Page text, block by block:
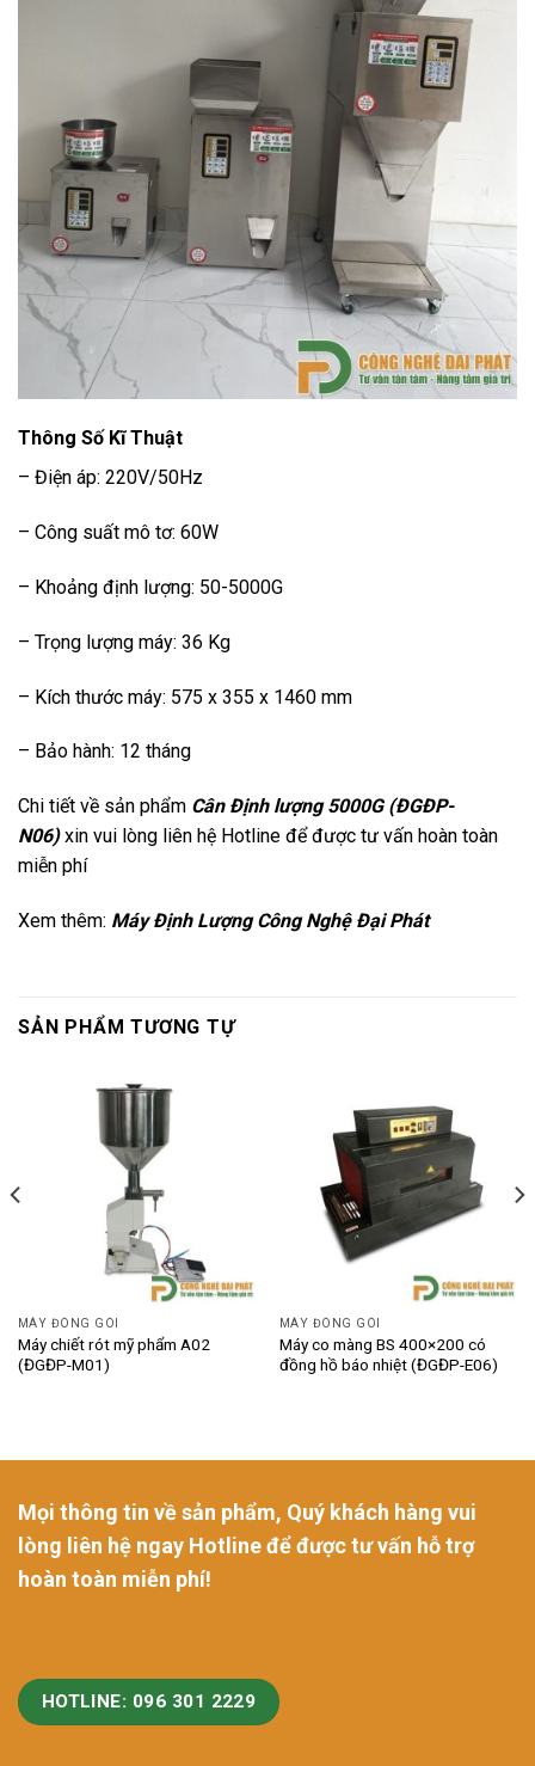
Thông Số Kĩ Thuật
– Điện áp: 220V/50Hz
– Công suất mô tơ: 60W
– Khoảng định lượng: 50-5000G
– Trọng lượng máy: 36 Kg
– Kích thước máy: 575 x 355 x 1460 mm
– Bảo hành: 12 tháng
Chi tiết về sản phẩm Cân Định lượng 5000G (ĐGĐP-
N06)xin vui lòng liên hệ Hotline để được tư vấn hoàn toàn
miễn phí
Xem thêm: Máy Định Lượng Công Nghệ Đại Phát
SẢN PHẨM TƯƠNG TỰ
MÁY ĐÓNG GÓI
Máy chiết rót mỹ phẩm A02
(ĐGĐP-M01)
MÁY ĐÓNG GÓI
Máy co màng BS 400×200 có
đồng hồ báo nhiệt (ĐGĐP-E06)
Mọi thông tin về sản phẩm, Quý khách hàng vui
lòng liên hệ ngay Hotline để được tư vấn hỗ trợ
hoàn toàn miễn phí!
HOTLINE: 096 301 2229